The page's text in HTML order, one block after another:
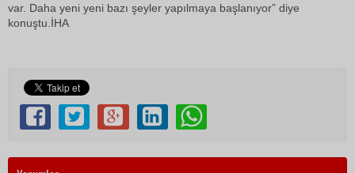
var. Daha yeni yeni bazı şeyler yapılmaya başlanıyor” diye
konuştu.İHA